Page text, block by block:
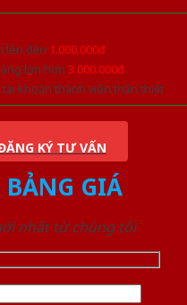
lên đến 1.000.000đ
lớn hơn 3.000.000đ
khoản thành viên thân thiết
KÝ TƯ VẤN
GIÁ
nhất từ chúng tôi